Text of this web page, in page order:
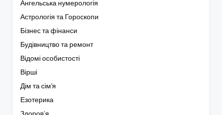
Ангельська нумерологія
Астрологія та Гороскопи
Бізнес та фінанси
Будівництво та ремонт
Відомі особистості
Вірші
Дім та сім'я
Езотерика